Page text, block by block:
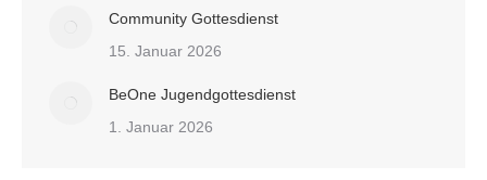
Community Gottesdienst
15. Januar 2026
BeOne Jugendgottesdienst
1. Januar 2026